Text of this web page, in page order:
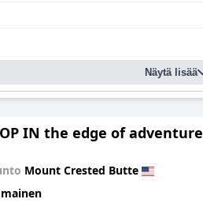
Näytä lisää
IN the edge of adventure
Mount Crested Butte